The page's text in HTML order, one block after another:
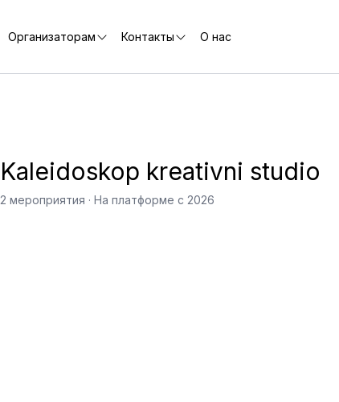
Организаторам Контакты О нас
Kaleidoskop kreativni studio
2 мероприятия · На платформе с 2026